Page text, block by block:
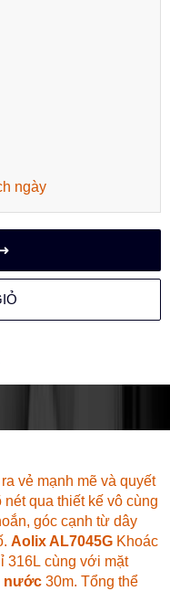
ngày
vẻ mạnh mẽ và quyết
nét qua thiết kế vô cùng
góc cạnh từ dây
Aolix AL7045G Khoác
316L cùng với mặt
nước 30m. Tổng thể